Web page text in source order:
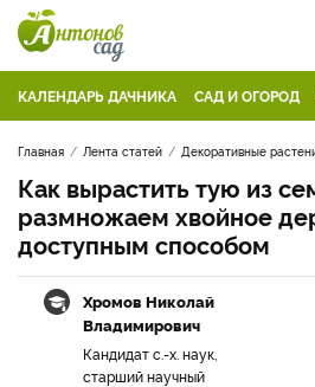
КАЛЕНДАРЬ ДАЧНИКА САД И ОГОРОД
Главная Лента статей Декоративные
Как вырастить тую из
размножаем хвойное
доступным способом
Хромов Николай
Владимирович
Кандидат с.-х. наук,
старший научный